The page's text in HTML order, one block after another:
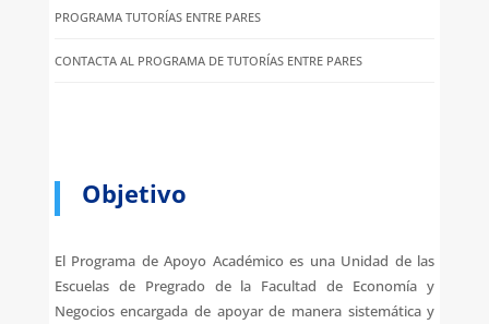
PROGRAMA TUTORÍAS ENTRE PARES
CONTACTA AL PROGRAMA DE TUTORÍAS ENTRE PARES
Objetivo
El Programa de Apoyo Académico es una Unidad de las
Escuelas de Pregrado de la Facultad de Economía y
Negocios encargada de apoyar de manera sistemática y